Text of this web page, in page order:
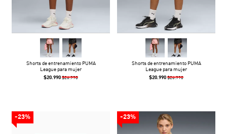
Shorts de entrenamiento PUMA
League para mujer
$20.990 $26.990
Shorts de entrenamiento PUMA
League para mujer
$20.990 $26.990
-23% -23%